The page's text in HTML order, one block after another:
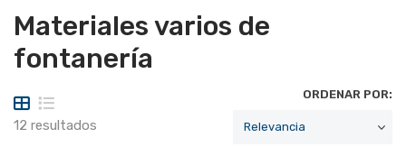
Materiales varios de
fontanería
12 resultados
ORDENAR POR: